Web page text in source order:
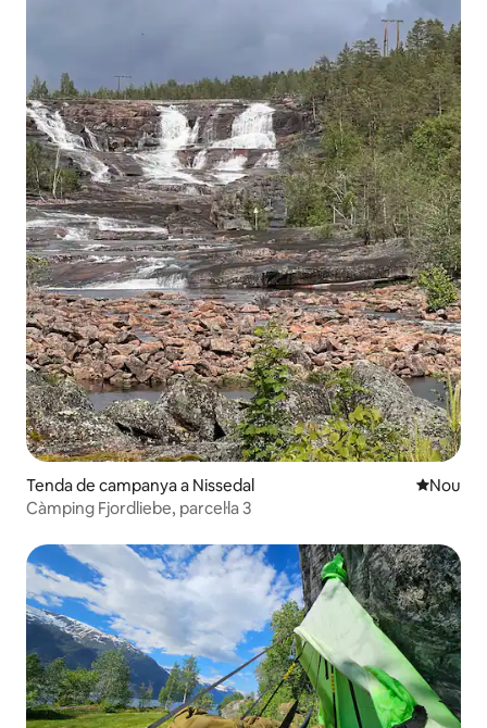
Tenda de campanya a Nissedal
Nou
Càmping Fjordliebe, parcel·la 3